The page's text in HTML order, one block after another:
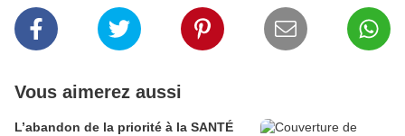
Vous aimerez aussi
L’abandon de la priorité à la SANTÉ